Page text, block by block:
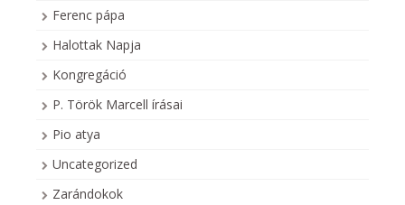
Ferenc pápa
Halottak Napja
Kongregáció
P. Török Marcell írásai
Pio atya
Uncategorized
Zarándokok